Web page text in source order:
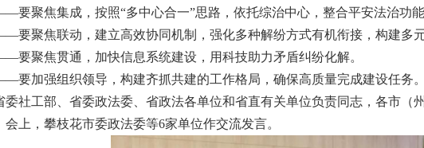
焦集成，按照“多中心合一”思路，依托综治中心，整合平安法治功能
焦联动，建立高效协同机制，强化多种解纷方式有机衔接，构建多元
聚焦贯通，加快信息系统建设，用科技助力矛盾纠纷化解。
强组织领导，构建齐抓共建的工作格局，确保高质量完成建设任务。
工部、省委政法委、省政法各单位和省直有关单位负责同志，各市（
会上，攀枝花市委政法委等6家单位作交流发言。